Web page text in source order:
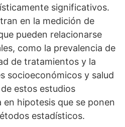
significativos.
en la medición de
pueden relacionarse
como la prevalencia de
de tratamientos y la
socioeconómicos y salud
estos estudios
en hipotesis que se ponen
estadí­sticos.